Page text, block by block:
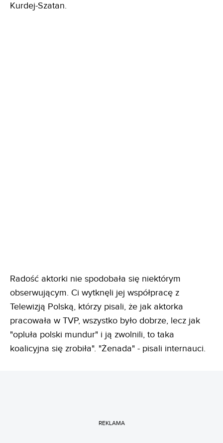
Kurdej-Szatan.
Radość aktorki nie spodobała się niektórym
obserwującym. Ci wytknęli jej współpracę z
Telewizją Polską, którzy pisali, że jak aktorka
pracowała w TVP, wszystko było dobrze, lecz jak
"opluła polski mundur" i ją zwolnili, to taka
koalicyjna się zrobiła". "Żenada" - pisali internauci.
REKLAMA